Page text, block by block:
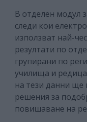
В отделен модул
следи кои
използват най-
резултати по
групирани по
училища и
на тези данни ще
решения за
повишаване на